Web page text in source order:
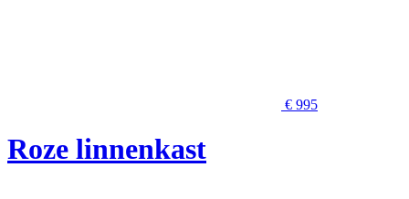
€ 995
Roze linnenkast